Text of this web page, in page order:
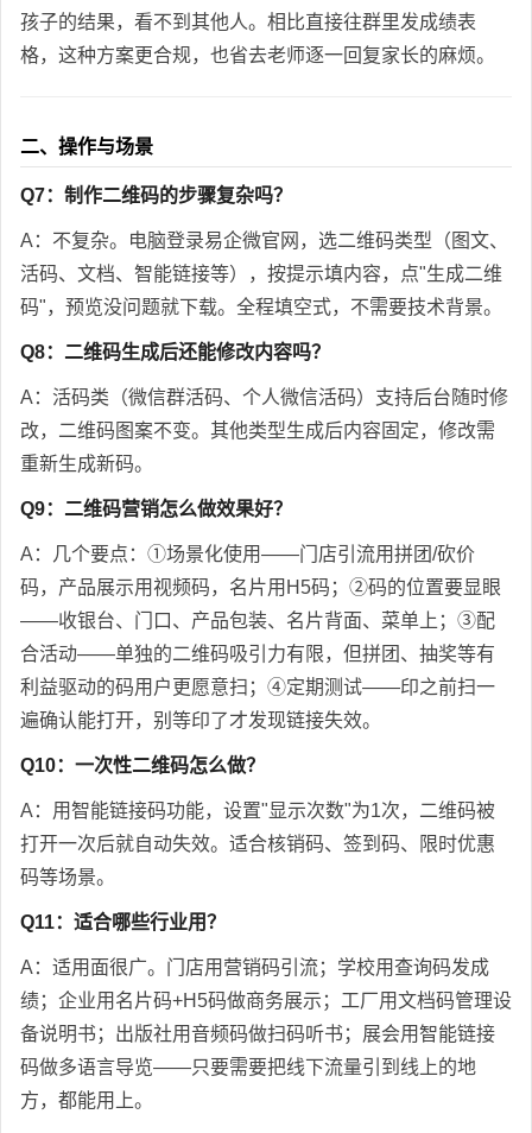
孩子的结果，看不到其他人。相比直接往群里发成绩表
格，这种方案更合规，也省去老师逐一回复家长的麻烦。
二、操作与场景
Q7：制作二维码的步骤复杂吗？
A：不复杂。电脑登录易企微官网，选二维码类型（图文、
活码、文档、智能链接等），按提示填内容，点"生成二维
码"，预览没问题就下载。全程填空式，不需要技术背景。
Q8：二维码生成后还能修改内容吗？
A：活码类（微信群活码、个人微信活码）支持后台随时修
改，二维码图案不变。其他类型生成后内容固定，修改需
重新生成新码。
Q9：二维码营销怎么做效果好？
A：几个要点：①场景化使用——门店引流用拼团/砍价
码，产品展示用视频码，名片用H5码；②码的位置要显眼
——收银台、门口、产品包装、名片背面、菜单上；③配
合活动——单独的二维码吸引力有限，但拼团、抽奖等有
利益驱动的码用户更愿意扫；④定期测试——印之前扫一
遍确认能打开，别等印了才发现链接失效。
Q10：一次性二维码怎么做？
A：用智能链接码功能，设置"显示次数"为1次，二维码被
打开一次后就自动失效。适合核销码、签到码、限时优惠
码等场景。
Q11：适合哪些行业用？
A：适用面很广。门店用营销码引流；学校用查询码发成
绩；企业用名片码+H5码做商务展示；工厂用文档码管理设
备说明书；出版社用音频码做扫码听书；展会用智能链接
码做多语言导览——只要需要把线下流量引到线上的地
方，都能用上。